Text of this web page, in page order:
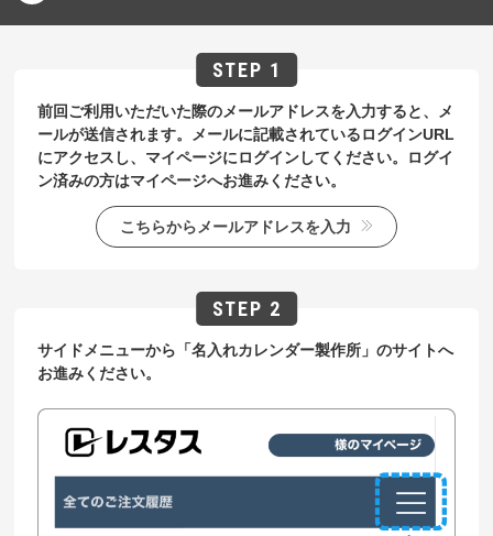
前回ご利用いただいた際のメールアドレスを入力すると、メ
ールが送信されます。メールに記載されているログインURL
にアクセスし、マイページにログインしてください。ログイ
ン済みの方はマイページへお進みください。
こちらからメールアドレスを入力
サイドメニューから「名入れカレンダー製作所」のサイトへ
お進みください。